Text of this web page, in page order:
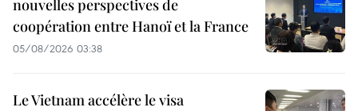
nouvelles perspectives de
coopération entre Hanoï et la France
05/08/2026 03:38
Le Vietnam accélère le visa